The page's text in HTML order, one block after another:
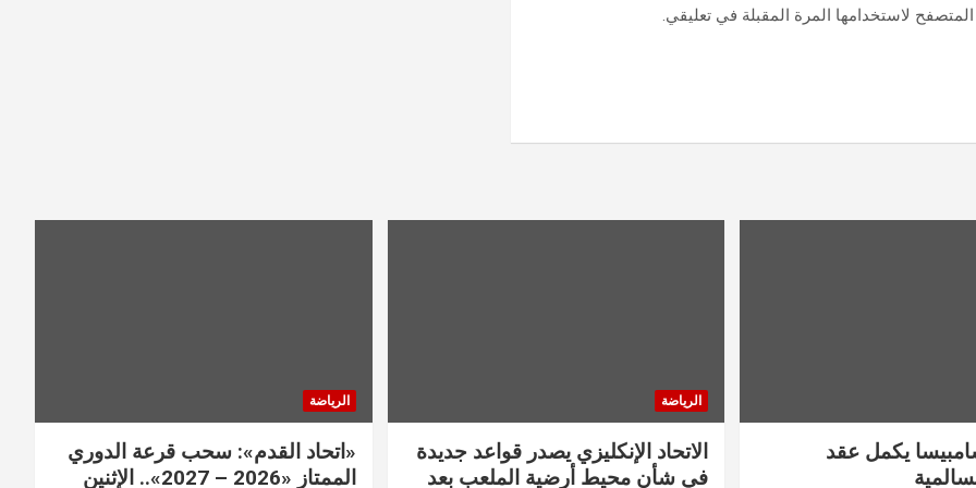
لاستخدامها المرة المقبلة في تعليقي.
يكمل عقد
الرياضة
الاتحاد الإنكليزي يصدر قواعد جديدة
في شأن محيط أرضية الملعب بعد
الرياضة
«اتحاد القدم»: سحب قرعة الدوري
الممتاز «2026 – 2027».. الإثنين